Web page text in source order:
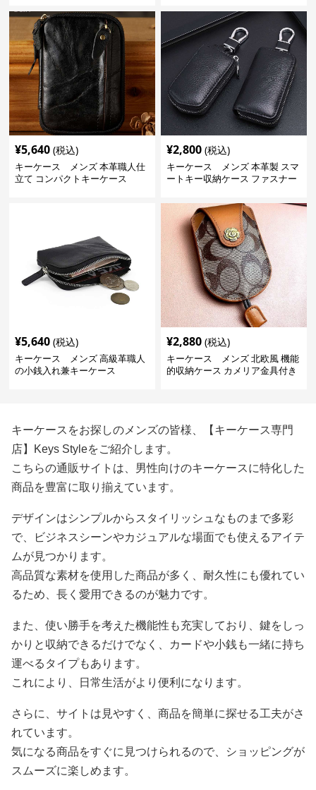
¥5,640 (税込)
キーケース メンズ 本革職人仕
立て コンパクトキーケース
¥2,800 (税込)
キーケース メンズ 本革製 スマ
ートキー収納ケース ファスナー
¥5,640 (税込)
キーケース メンズ 高級革職人
の小銭入れ兼キーケース
¥2,880 (税込)
キーケース メンズ 北欧風 機能
的収納ケース カメリア金具付き
キーケースをお探しのメンズの皆様、【キーケース専門
店】Keys Styleをご紹介します。
こちらの通販サイトは、男性向けのキーケースに特化した
商品を豊富に取り揃えています。
デザインはシンプルからスタイリッシュなものまで多彩
で、ビジネスシーンやカジュアルな場面でも使えるアイテ
ムが見つかります。
高品質な素材を使用した商品が多く、耐久性にも優れてい
るため、長く愛用できるのが魅力です。
また、使い勝手を考えた機能性も充実しており、鍵をしっ
かりと収納できるだけでなく、カードや小銭も一緒に持ち
運べるタイプもあります。
これにより、日常生活がより便利になります。
さらに、サイトは見やすく、商品を簡単に探せる工夫がさ
れています。
気になる商品をすぐに見つけられるので、ショッピングが
スムーズに楽しめます。